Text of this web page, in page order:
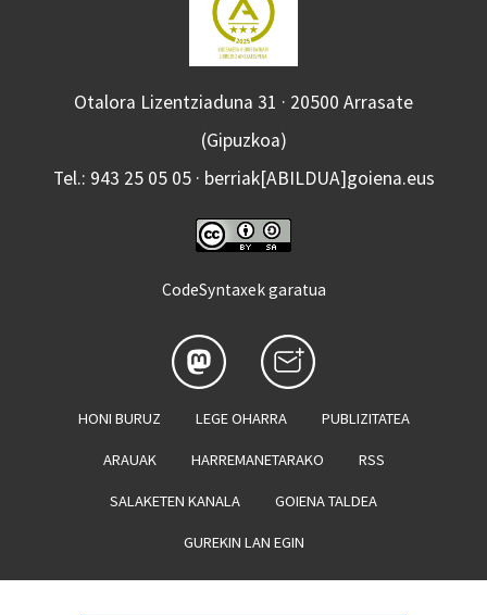
Otalora Lizentziaduna 31 · 20500 Arrasate
(Gipuzkoa)
Tel.: 943 25 05 05 · berriak[ABILDUA]goiena.eus
CodeSyntaxek garatua
HONI BURUZ LEGE OHARRA PUBLIZITATEA
ARAUAK HARREMANETARAKO RSS
SALAKETEN KANALA GOIENA TALDEA
GUREKIN LAN EGIN